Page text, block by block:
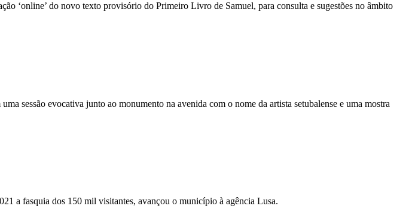
‘online’ do novo texto provisório do Primeiro Livro de Samuel, para consulta e sugestões no âmbito
sessão evocativa junto ao monumento na avenida com o nome da artista setubalense e uma mostra
a fasquia dos 150 mil visitantes, avançou o município à agência Lusa.